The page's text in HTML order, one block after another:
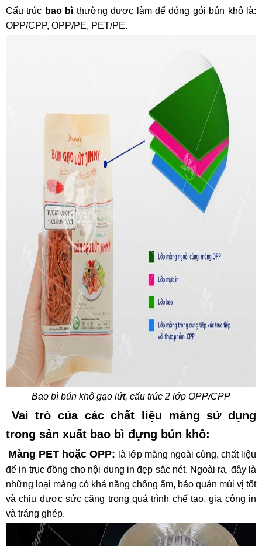
Cấu trúc bao bì thường được làm để đóng gói bún khô là:
OPP/CPP, OPP/PE, PET/PE.
Bao bì bún khô gạo lứt, cấu trúc 2 lớp OPP/CPP
Vai trò của các chất liệu màng sử dụng
trong sản xuất bao bì đựng bún khô:
Màng PET hoặc OPP: là lớp màng ngoài cùng, chất liệu
để in trục đồng cho nội dung in đẹp sắc nét. Ngoài ra, đây là
những loại màng có khả năng chống ẩm, bảo quản mùi vị tốt
vàchịu được sức căng trong quá trình chế tạo, gia công in
và tráng ghép.